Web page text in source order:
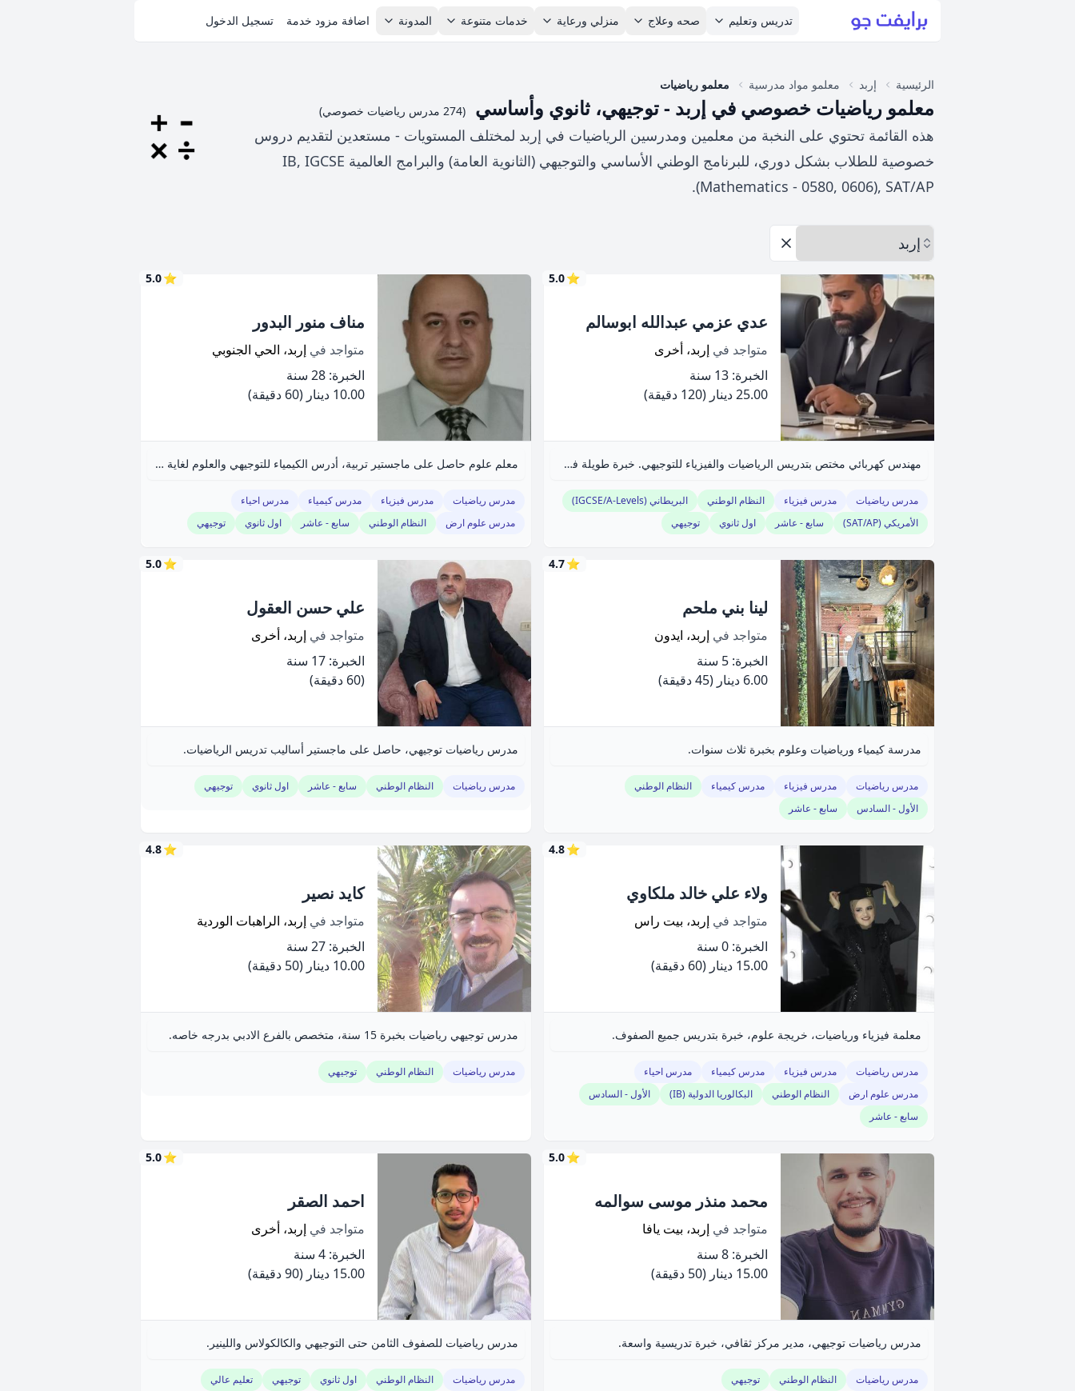
تدريس وتعليم صحه وعلاج منزلي ورعاية خدمات متنوعة المدونة اضافة مزود خدمة تسجيل الدخول
الرئيسية إربد معلمو مواد مدرسية معلمو رياضيات
معلمو رياضيات خصوصي في إربد - توجيهي، ثانوي وأساسي (274 مدرس رياضيات خصوصي)
هذه القائمة تحتوي على النخبة من معلمين ومدرسين الرياضيات في إربد لمختلف المستويات - مستعدين لتقديم دروس
خصوصية للطلاب بشكل دوري، للبرنامج الوطني الأساسي والتوجيهي (الثانوية العامة) والبرامج العالمية IB, IGCSE
(Mathematics - 0580, 0606), SAT/AP.
اختر المحافظة
إزالة الخيارات
⭐
5.0
عدي عزمي عبدالله ابوسالم
متواجد في إربد، أخرى
الخبرة: 13 سنة
25.00 دينار
(120 دقيقة)
مهندس كهربائي مختص بتدريس الرياضيات والفيزياء للتوجيهي. خبرة طويلة في تعزيز التفكير التحليلي ومعالجة نقاط الضعف.
مدرس رياضيات مدرس فيزياء النظام الوطني
البريطاني (IGCSE/A-Levels)
الأمريكي (SAT/AP)
سابع - عاشر اول ثانوي توجيهي
⭐
5.0
مناف منور البدور
متواجد في إربد، الحي الجنوبي
الخبرة: 28 سنة
10.00 دينار
(60 دقيقة)
معلم علوم حاصل على ماجستير تربية، أدرس الكيمياء للتوجيهي والعلوم لغاية الصف العاشر.
مدرس رياضيات مدرس فيزياء مدرس كيمياء
مدرس احياء
مدرس علوم ارض
النظام الوطني سابع - عاشر اول ثانوي توجيهي
⭐
4.7
لينا بني ملحم
متواجد في إربد، ايدون
الخبرة: 5 سنة
6.00 دينار
(45 دقيقة)
مدرسة كيمياء ورياضيات وعلوم بخبرة ثلاث سنوات.
مدرس رياضيات مدرس فيزياء مدرس كيمياء
النظام الوطني
الأول - السادس
سابع - عاشر
⭐
5.0
علي حسن العقول
متواجد في إربد، أخرى
الخبرة: 17 سنة
(60 دقيقة)
مدرس رياضيات توجيهي، حاصل على ماجستير أساليب تدريس الرياضيات.
مدرس رياضيات النظام الوطني سابع - عاشر اول ثانوي توجيهي
⭐
4.8
ولاء علي خالد ملكاوي
متواجد في إربد، بيت راس
الخبرة: 0 سنة
15.00 دينار
(60 دقيقة)
معلمة فيزياء ورياضيات، خريجة علوم، خبرة بتدريس جميع الصفوف.
مدرس رياضيات مدرس فيزياء مدرس كيمياء
مدرس احياء
مدرس علوم ارض
النظام الوطني البكالوريا الدولية (IB)
الأول - السادس
سابع - عاشر
⭐
4.8
كايد نصير
متواجد في إربد، الراهبات الوردية
الخبرة: 27 سنة
10.00 دينار
(50 دقيقة)
مدرس توجيهي رياضيات بخبرة 15 سنة، متخصص بالفرع الادبي بدرجه خاصه.
مدرس رياضيات النظام الوطني توجيهي
⭐
5.0
محمد منذر موسى سوالمه
متواجد في إربد، بيت يافا
الخبرة: 8 سنة
15.00 دينار
(50 دقيقة)
مدرس رياضيات توجيهي، مدير مركز ثقافي، خبرة تدريسية واسعة.
مدرس رياضيات النظام الوطني توجيهي
⭐
5.0
احمد الصقر
متواجد في إربد، أخرى
الخبرة: 4 سنة
15.00 دينار
(90 دقيقة)
مدرس رياضيات للصفوف الثامن حتى التوجيهي والكالكولاس واللينير.
مدرس رياضيات النظام الوطني اول ثانوي توجيهي تعليم عالي